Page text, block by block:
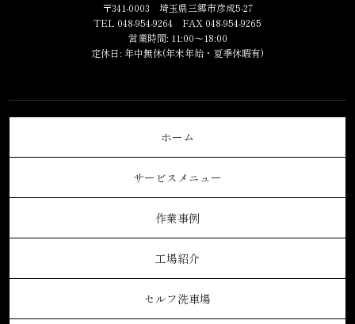
〒341-0003 埼玉県三郷市彦成5-27
TEL 048-954-9264 FAX 048-954-9265
営業時間: 11:00～18:00
定休日: 年中無休(年末年始・夏季休暇有)
ホーム
サービスメニュー
作業事例
工場紹介
セルフ洗車場